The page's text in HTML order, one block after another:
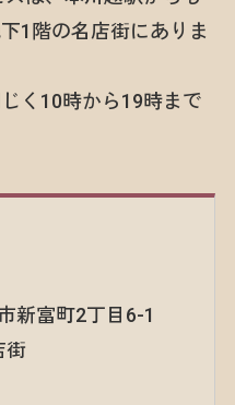
1階の名店街にありま
く10時から19時まで
新富町2丁目6-1
街